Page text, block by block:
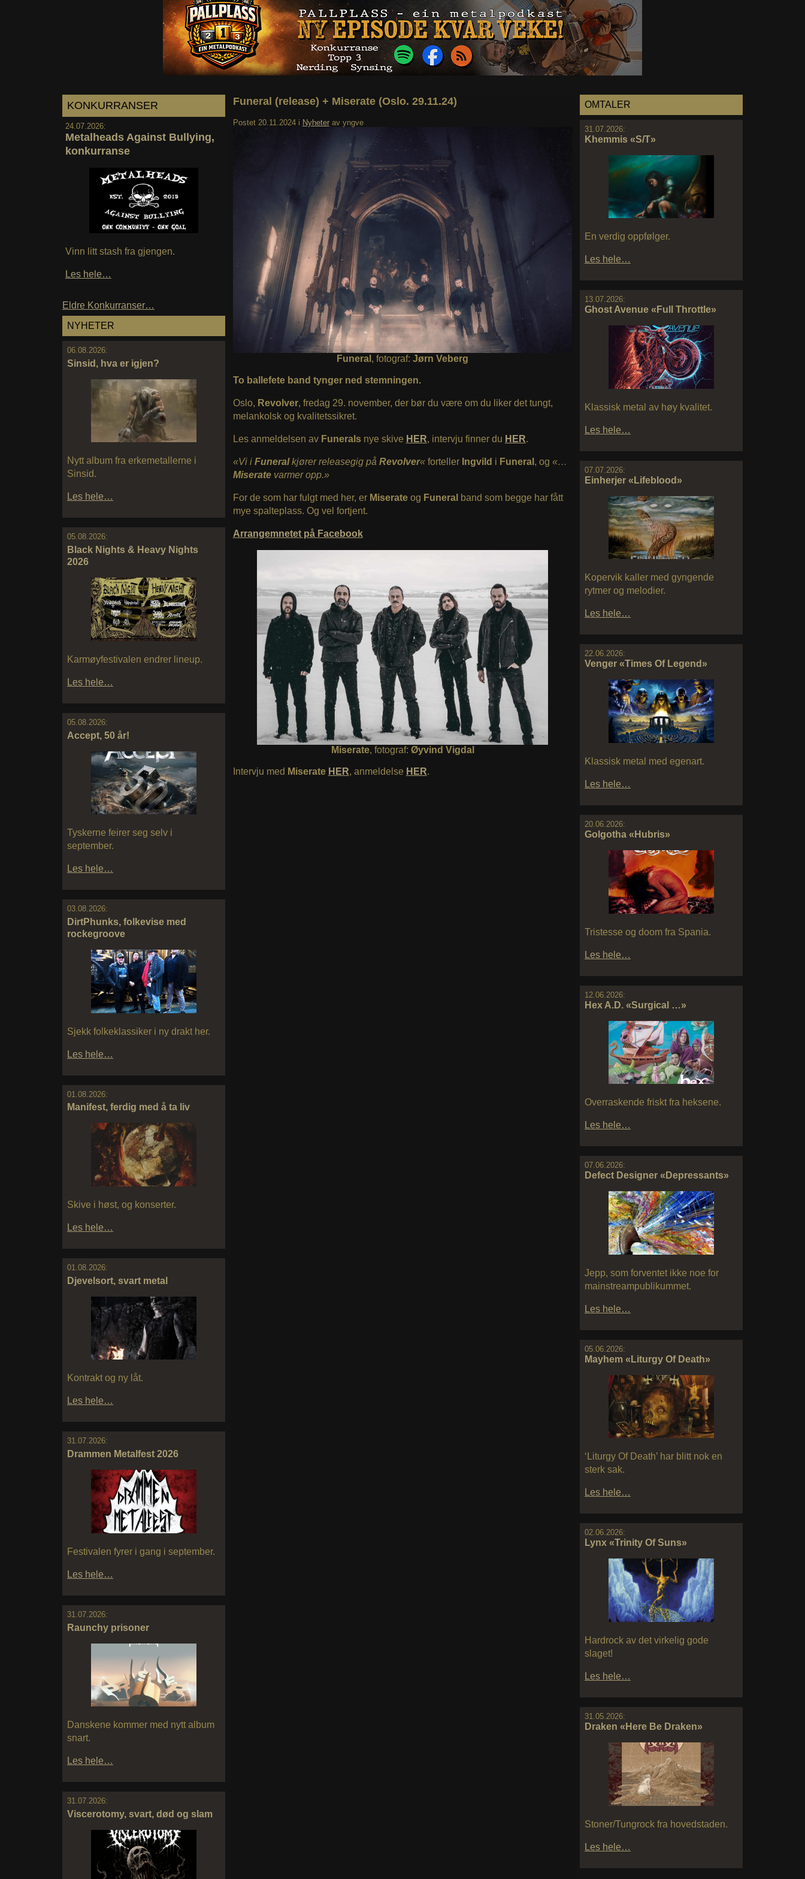
KONKURRANSER
24.07.2026:
Metalheads Against Bullying,
konkurranse
Vinn litt stash fra gjengen.
Les hele…
Eldre Konkurranser…
NYHETER
06.08.2026:
Sinsid, hva er igjen?
Nytt album fra erkemetallerne i
Sinsid.
Les hele…
05.08.2026:
Black Nights & Heavy Nights
2026
Karmøyfestivalen endrer lineup.
Les hele…
05.08.2026:
Accept, 50 år!
Tyskerne feirer seg selv i
september.
Les hele…
03.08.2026:
DirtPhunks, folkevise med
rockegroove
Sjekk folkeklassiker i ny drakt her.
Les hele…
01.08.2026:
Manifest, ferdig med å ta liv
Skive i høst, og konserter.
Les hele…
01.08.2026:
Djevelsort, svart metal
Kontrakt og ny låt.
Les hele…
31.07.2026:
Drammen Metalfest 2026
Festivalen fyrer i gang i september.
Les hele…
31.07.2026:
Raunchy prisoner
Danskene kommer med nytt album
snart.
Les hele…
31.07.2026:
Viscerotomy, svart, død og slam
OMTALER
31.07.2026:
Khemmis «S/T»
En verdig oppfølger.
Les hele…
13.07.2026:
Ghost Avenue «Full Throttle»
Klassisk metal av høy kvalitet.
Les hele…
07.07.2026:
Einherjer «Lifeblood»
Kopervik kaller med gyngende
rytmer og melodier.
Les hele…
22.06.2026:
Venger «Times Of Legend»
Klassisk metal med egenart.
Les hele…
20.06.2026:
Golgotha «Hubris»
Tristesse og doom fra Spania.
Les hele…
12.06.2026:
Hex A.D. «Surgical …»
Overraskende friskt fra heksene.
Les hele…
07.06.2026:
Defect Designer «Depressants»
Jepp, som forventet ikke noe for
mainstreampublikummet.
Les hele…
05.06.2026:
Mayhem «Liturgy Of Death»
‘Liturgy Of Death’ har blitt nok en
sterk sak.
Les hele…
02.06.2026:
Lynx «Trinity Of Suns»
Hardrock av det virkelig gode
slaget!
Les hele…
31.05.2026:
Draken «Here Be Draken»
Stoner/Tungrock fra hovedstaden.
Les hele…
Funeral (release) + Miserate (Oslo. 29.11.24)
Postet 20.11.2024 i Nyheter av yngve
Funeral , fotograf: Jørn Veberg
To ballefete band tynger ned stemningen.
Oslo, Revolver, fredag 29. november, der bør du være om du liker det tungt,
melankolsk og kvalitetssikret.
Les anmeldelsen av Funerals nye skive HER, intervju finner du HER.
«Vi i Funeralkjører releasegig på Revolver«forteller Ingvild i Funeral , og «…
Miserate varmer opp.»
For de som har fulgt med her, er Miserate og Funeral band som begge har fått
mye spalteplass. Og vel fortjent.
Arrangemnetet på Facebook
Miserate, fotograf: Øyvind Vigdal
Intervju med Miserate HER, anmeldelse HER.